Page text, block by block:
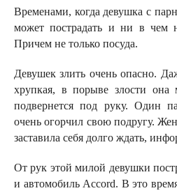
Временами, когда девушка с
может пострадать и ни в чем
Причем не только посуда.
Девушек злить очень опасно.
хрупкая, в порыве злости она
подвернется под руку. Один
очень огорчил свою подругу.
заставила себя долго ждать,
От рук этой милой девушки
и автомобиль Accord. В это